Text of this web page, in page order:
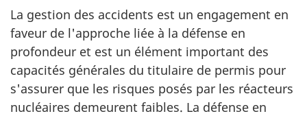
La gestion des accidents est un engagement en
faveur de l'approche liée à la défense en
profondeur et est un élément important des
capacités générales du titulaire de permis pour
s'assurer que les risques posés par les réacteurs
nucléaires demeurent faibles. La défense en